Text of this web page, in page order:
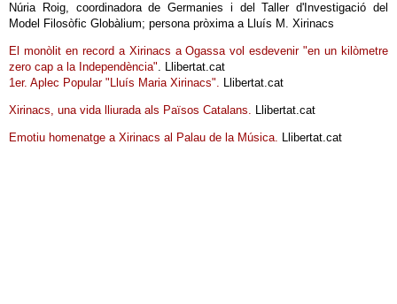
Núria Roig, coordinadora de Germanies i del Taller d'Investigació del
Model Filosòfic Globàlium; persona pròxima a Lluís M. Xirinacs
El monòlit en record a Xirinacs a Ogassa vol esdevenir "en un kilòmetre
zero cap a la Independència". Llibertat.cat
1er. Aplec Popular "Lluís Maria Xirinacs". Llibertat.cat
Xirinacs, una vida lliurada als Països Catalans. Llibertat.cat
Emotiu homenatge a Xirinacs al Palau de la Música. Llibertat.cat